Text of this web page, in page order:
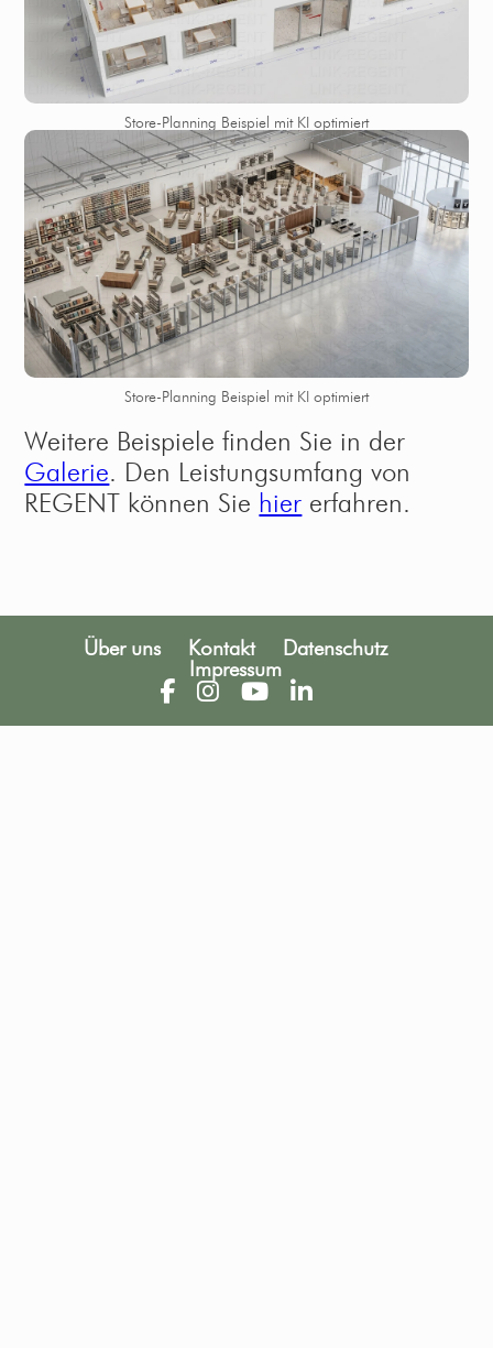
Store-Planning Beispiel mit KI optimiert
Store-Planning Beispiel mit KI optimiert
Weitere Beispiele finden Sie in der
Galerie. Den Leistungsumfang von
REGENT können Sie hier erfahren.
Über uns Kontakt
Datenschutz
Impressum